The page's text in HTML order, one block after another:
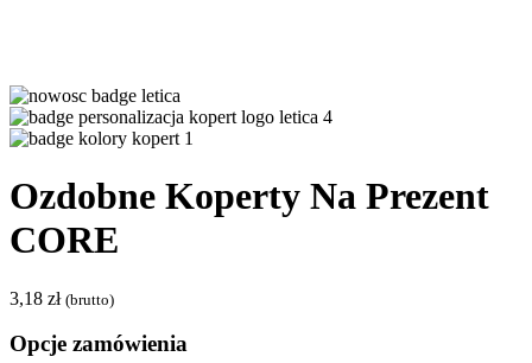
Ozdobne Koperty Na Prezent
CORE
3,18 zł (brutto)
Opcje zamówienia